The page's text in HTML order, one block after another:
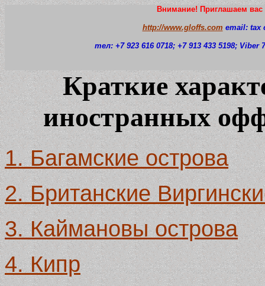
Внимание! Приглашаем
http://www.gloffs.com email: tax
тел: +7 923 616 0718; +7 913 433 5198; Viber
Краткие
иностранных
1. Багамские острова
2. Британские
3. Каймановы острова
4. Кипр